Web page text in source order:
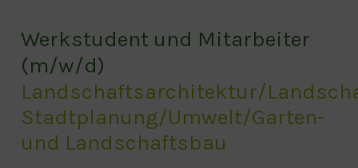
Werkstudent und Mitarbeiter
(m/w/d)
Landschaftsarchitektur/
Stadtplanung/Umwelt/Garten-
und Landschaftsbau